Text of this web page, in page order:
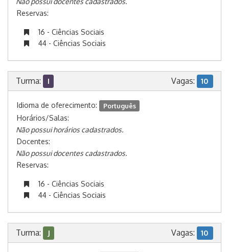
Reservas:
16 - Ciências Sociais
44 - Ciências Sociais
Turma: I Vagas: 10
Idioma de oferecimento: Português
Horários/Salas:
Não possui horários cadastrados.
Docentes:
Não possui docentes cadastrados.
Reservas:
16 - Ciências Sociais
44 - Ciências Sociais
Turma: J Vagas: 10